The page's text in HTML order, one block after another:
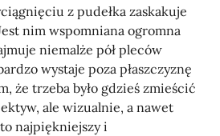
z pudełka zaskakuje
nim wspomniana ogromna
niemalże pół pleców
wystaje poza płaszczyznę
że trzeba było gdzieś zmieścić
ale wizualnie, a nawet
najpiękniejszy i